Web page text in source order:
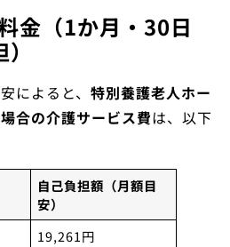
金（1か月・30日
によると、 特別養護老人ホー
合の介護サービス費は、以下
自己負担額（月額目
安）
19,261円